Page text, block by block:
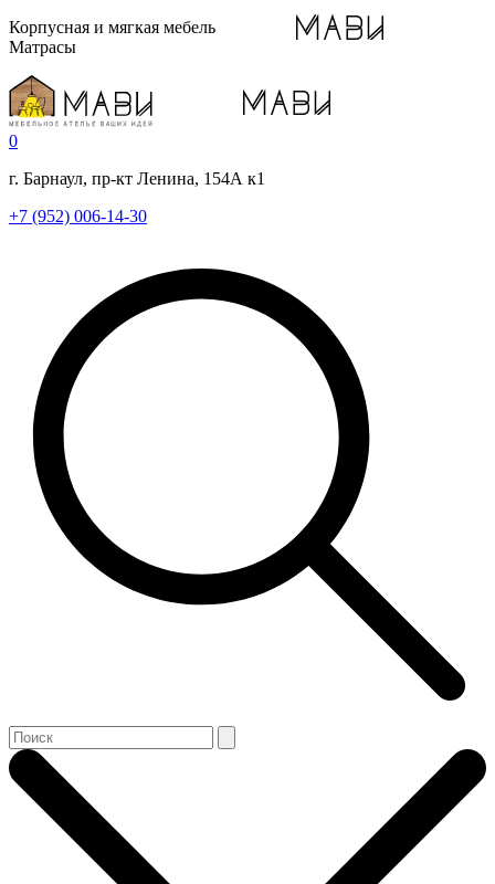
Корпусная и мягкая мебель
Матрасы
0
г. Барнаул, пр-кт Ленина, 154А к1
+7 (952) 006-14-30